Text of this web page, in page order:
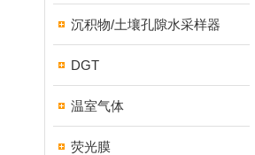
沉积物/土壤孔隙水采样器
DGT
温室气体
荧光膜